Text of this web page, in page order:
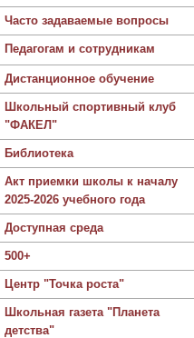
Часто задаваемые вопросы
Педагогам и сотрудникам
Дистанционное обучение
Школьный спортивный клуб
"ФАКЕЛ"
Библиотека
Акт приемки школы к началу
2025-2026 учебного года
Доступная среда
500+
Центр "Точка роста"
Школьная газета "Планета
детства"